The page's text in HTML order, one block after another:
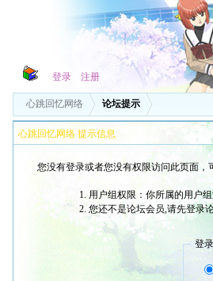
登录 注册
心跳回忆网络 论坛提示
心跳回忆网络 提示信息
您没有登录或者您没有权限访问此页面，
用户组权限：你所属的用户
您还不是论坛会员,请先登录
登录